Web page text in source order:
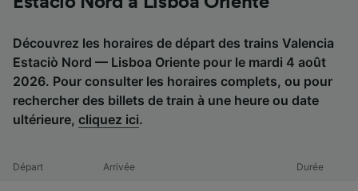
Découvrez les horaires de départ des trains Valencia
Estaciò Nord — Lisboa Oriente pour le mardi 4 août
2026. Pour consulter les horaires complets, ou pour
rechercher des billets de train à une heure ou date
ultérieure, cliquez ici.
Départ Arrivée Durée